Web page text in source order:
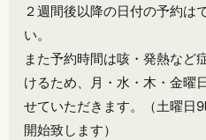
２週間後以降の日付の予約は
い。
また予約時間は咳・発熱など
けるため、月・水・木・金曜
せていただきます。（土曜日
開始致します）